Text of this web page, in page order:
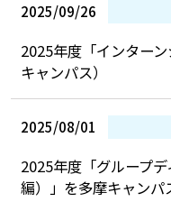
2025/09/26
2025年度「インター
キャンパス）
2025/08/01
2025年度「グループ
編）」を多摩キャンパ